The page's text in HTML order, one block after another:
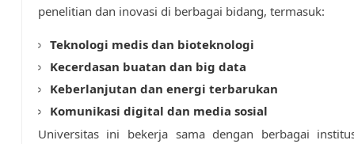
penelitian dan inovasi di berbagai bidang, termasuk:
Teknologi medis dan bioteknologi
Kecerdasan buatan dan big data
Keberlanjutan dan energi terbarukan
Komunikasi digital dan media sosial
Universitas ini bekerja sama dengan berbagai